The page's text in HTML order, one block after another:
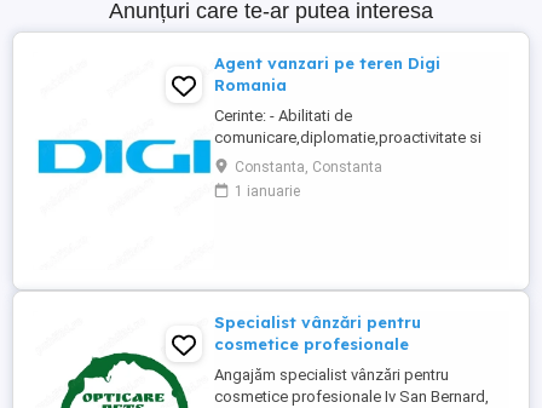
Anunțuri care te-ar putea interesa
Agent vanzari pe teren Digi
Romania
Cerinte: - Abilitati de
comunicare,diplomatie,proactivitate si
orientare catre client; - Abilitati dezvoltate
de negociere si persuasiune; - Experienta
anterioara in vanzari nu este obligatorie ,
Constanta, Constanta
1 ianuarie
Specialist vânzări pentru
cosmetice profesionale
Angajăm specialist vânzări pentru
cosmetice profesionale Iv San Bernard,